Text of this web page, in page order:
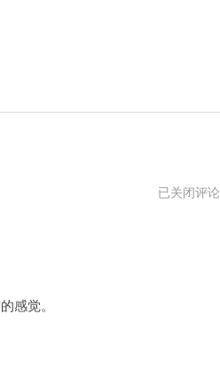
信
已关闭评论
感觉。